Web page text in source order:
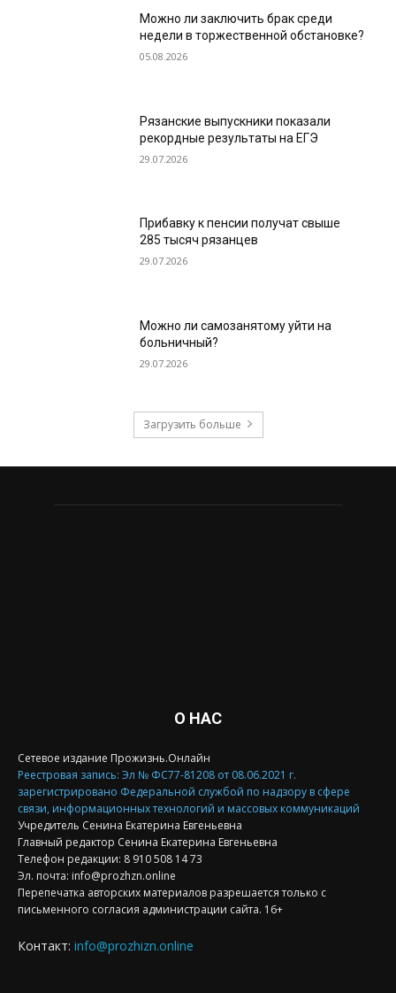
Можно ли заключить брак среди
недели в торжественной обстановке?
05.08.2026
Рязанские выпускники показали
рекордные результаты на ЕГЭ
29.07.2026
Прибавку к пенсии получат свыше
285 тысяч рязанцев
29.07.2026
Можно ли самозанятому уйти на
больничный?
29.07.2026
Загрузить больше
О НАС
Сетевое издание Прожизнь.Онлайн
Реестровая запись: Эл № ФС77-81208 от 08.06.2021 г.
зарегистрировано Федеральной службой по надзору в сфере
связи, информационных технологий и массовых коммуникаций
Учредитель Сенина Екатерина Евгеньевна
Главный редактор Сенина Екатерина Евгеньевна
Телефон редакции: 8 910 508 14 73
Эл. почта: info@prozhzn.online
Перепечатка авторских материалов разрешается только с
письменного согласия администрации сайта. 16+
Контакт: info@prozhizn.online